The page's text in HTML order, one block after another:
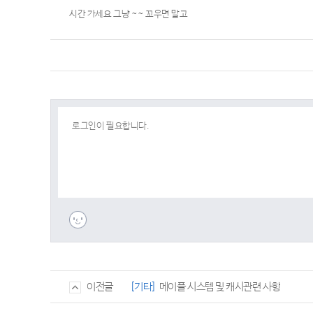
시간 가세요 그냥 ~~ 꼬우면 말고
이전글 [기타] 메이플 시스템 및 캐시관련 사항